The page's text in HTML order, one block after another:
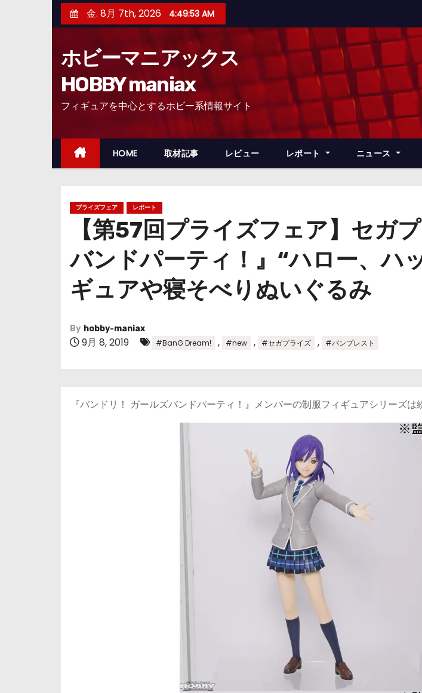
ン
ッ
金. 8月 7th, 2026 4:49:54 AM
ホビーマニアックス
HOBBY maniax
フィギュアを中心とするホビー系情報サイト
HOME 取材記事 レビュー レポート ニュース
プライズフェア レポート
【第57回プライズフェア】セガ
バンドパーティ！』“ハロー、ハ
ギュアや寝そべりぬいぐるみ
By hobby-maniax
9月 8, 2019 #BanG Dream! , #new , #セガプライズ , #バンプレスト
『バンドリ！ ガールズバンドパーティ！』メンバーの制服フィギュアシリーズは